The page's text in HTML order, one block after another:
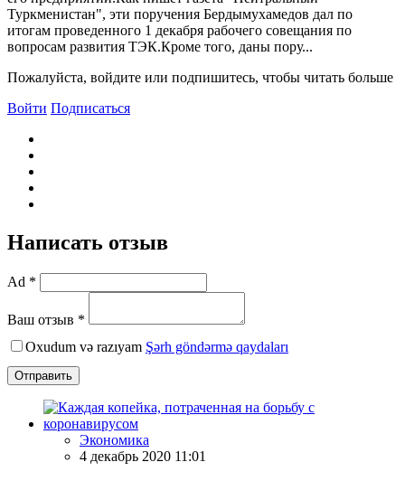
Туркменистан", эти поручения Бердымухамедов дал по
итогам проведенного 1 декабря рабочего совещания по
вопросам развития ТЭК.Кроме того, даны пору...
Пожалуйста, войдите или подпишитесь, чтобы читать больше
Войти Подписаться
Написать отзыв
Ad *
Ваш отзыв *
Oxudum və razıyam Şərh göndərmə qaydaları
Отправить
Экономика
4 декабрь 2020 11:01